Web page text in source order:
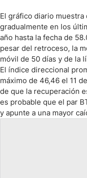
El gráfico diario
gradualmente en los
año hasta la fecha de
pesar del retroceso, la
móvil de 50 días y de la
El índice direccional
máximo de 46,46 el 11
de que la recuperación
es probable que el par
y apunte a una mayor